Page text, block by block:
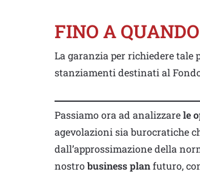
FINO A
La garanzia per richiedere tale
stanziamenti destinati al
Passiamo ora ad analizzarele
agevolazioni sia burocratiche
dall’approssimazione della
nostrobusiness planfuturo,